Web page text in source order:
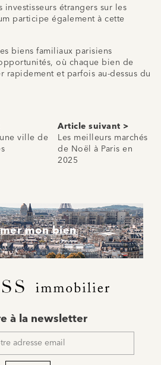
investisseurs étrangers sur les
participe également à cette
biens familiaux parisiens
où chaque bien de
rapidement et parfois au-dessus du
une ville de
Article suivant >
Les meilleurs marchés
de Noël à Paris en
2025
mon bien
à la newsletter